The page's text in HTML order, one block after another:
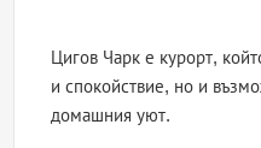
Цигов Чарк е курорт,
и спокойствие, но и
домашния уют.